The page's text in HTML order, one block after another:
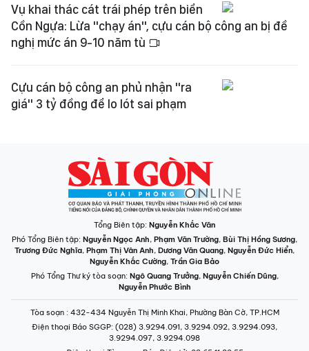
Vụ khai thác cát trái phép trên biển
Cồn Ngựa: Lừa "chạy án", cựu cán bộ công an bị đề
nghị mức án 9-10 năm tù
Cựu cán bộ công an phủ nhận "ra
giá" 3 tỷ đồng để lo lót sai phạm
Tổng Biên tập: Nguyễn Khắc Văn
Phó Tổng Biên tập: Nguyễn Ngọc Anh, Phạm Văn Trường, Bùi Thị Hồng Sương,
Trương Đức Nghĩa, Phạm Thị Vân Anh, Dương Văn Quang, Nguyễn Đức Hiển,
Nguyễn Khắc Cường, Trần Gia Bảo
Phó Tổng Thư ký tòa soạn: Ngô Quang Trưởng, Nguyễn Chiến Dũng,
Nguyễn Phước Bình
Tòa soạn : 432-434 Nguyễn Thị Minh Khai, Phường Bàn Cờ, TP.HCM
Điện thoại Báo SGGP: (028) 3.9294.091, 3.9294.092, 3.9294.093,
3.9294.097, 3.9294.098